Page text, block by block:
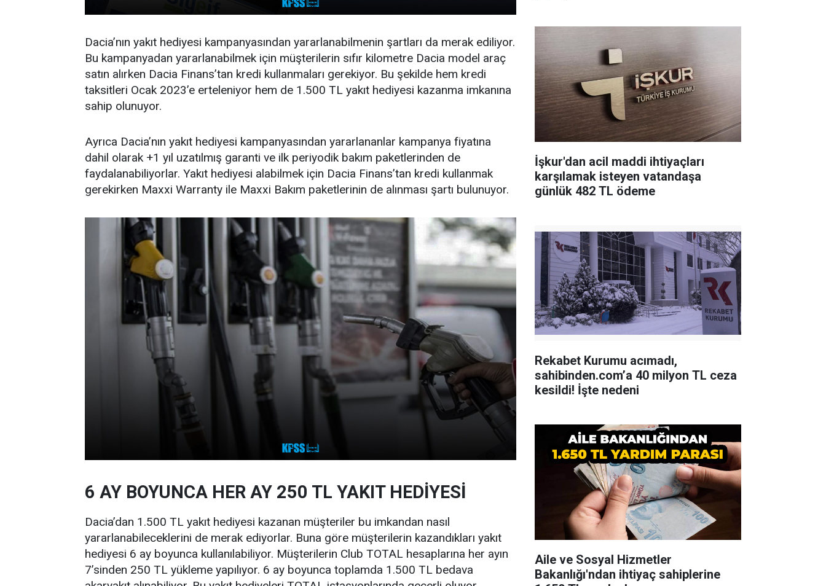
Dacia’nın yakıt hediyesi kampanyasından yararlanabilmenin şartları da merak ediliyor.
Bu kampanyadan yararlanabilmek için müşterilerin sıfır kilometre Dacia model araç
satın alırken Dacia Finans’tan kredi kullanmaları gerekiyor. Bu şekilde hem kredi
taksitleri Ocak 2023’e erteleniyor hem de 1.500 TL yakıt hediyesi kazanma imkanına
sahip olunuyor.
Ayrıca Dacia’nın yakıt hediyesi kampanyasından yararlananlar kampanya fiyatına
dahil olarak +1 yıl uzatılmış garanti ve ilk periyodik bakım paketlerinden de
faydalanabiliyorlar. Yakıt hediyesi alabilmek için Dacia Finans’tan kredi kullanmak
gerekirken Maxxi Warranty ile Maxxi Bakım paketlerinin de alınması şartı bulunuyor.
6 AY BOYUNCA HER AY 250 TL YAKIT HEDİYESİ
Dacia’dan 1.500 TL yakıt hediyesi kazanan müşteriler bu imkandan nasıl
yararlanabileceklerini de merak ediyorlar. Buna göre müşterilerin kazandıkları yakıt
hediyesi 6 ay boyunca kullanılabiliyor. Müşterilerin Club TOTAL hesaplarına her ayın
7’sinden 250 TL yükleme yapılıyor. 6 ay boyunca toplamda 1.500 TL bedava
İşkur'dan acil maddi ihtiyaçları
karşılamak isteyen vatandaşa
günlük 482 TL ödeme
Rekabet Kurumu acımadı,
sahibinden.com’a 40 milyon TL ceza
kesildi! İşte nedeni
Aile ve Sosyal Hizmetler
Bakanlığı'ndan ihtiyaç sahiplerine